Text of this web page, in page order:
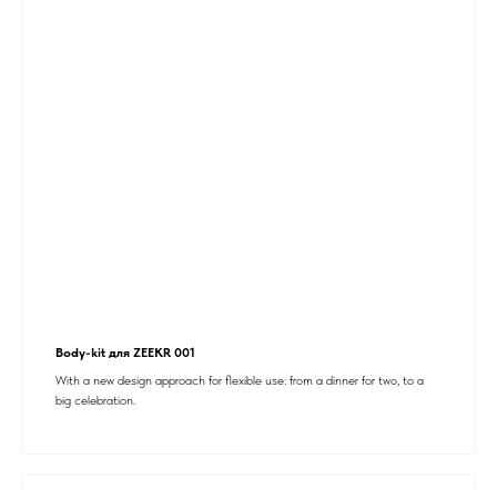
Body-kit для ZEEKR 001
With a new design approach for flexible use: from a dinner for two, to a
big celebration.